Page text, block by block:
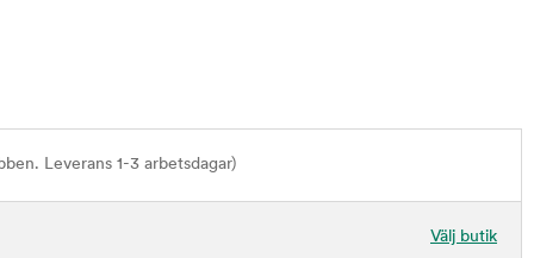
Leverans 1-3 arbetsdagar)
Välj butik